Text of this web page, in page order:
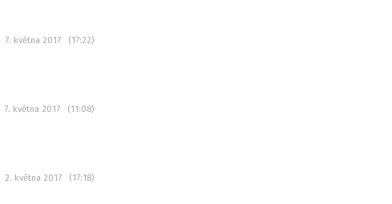
7. května 2017 (17:22)
7. května 2017 (11:08)
2. května 2017 (17:18)